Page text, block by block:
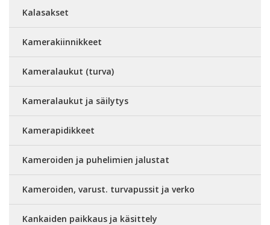
Kalasakset
Kamerakiinnikkeet
Kameralaukut (turva)
Kameralaukut ja säilytys
Kamerapidikkeet
Kameroiden ja puhelimien jalustat
Kameroiden, varust. turvapussit ja verko
Kankaiden paikkaus ja käsittely